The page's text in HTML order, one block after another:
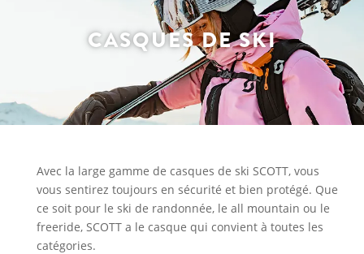
CASQUES DE SKI
Avec la large gamme de casques de ski SCOTT, vous
vous sentirez toujours en sécurité et bien protégé. Que
ce soit pour le ski de randonnée, le all mountain ou le
freeride, SCOTT a le casque qui convient à toutes les
catégories.